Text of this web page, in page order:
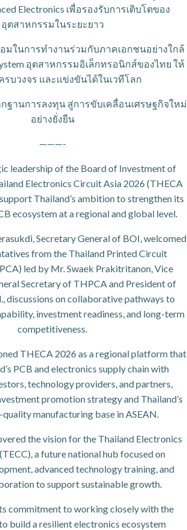
Electronics เพื่อรองรับการเติบโตของ
อุตสาหกรรมในระยะยาว
มในการทำงานร่วมกับภาคเอกชนอย่างใกล้
อุตสาหกรรมอิเล็กทรอนิกส์ของไทย ให้
รบวงจร และแข่งขันได้ในเวทีโลก
กฐานการลงทุน สู่การขับเคลื่อนเศรษฐกิจใหม่
อย่างยั่งยืน
———-
leadership of the Board of Investment of
Electronics Circuit Asia 2026 (THECA
Thailand’s ambition to strengthen its
ecosystem at a regional and global level.
Secretary General of BOI, welcomed
from the Thailand Printed Circuit
led by Mr. Swaek Prakitritanon, Vice
Secretary of THPCA and President of
discussions on collaborative pathways to
investment readiness, and long-term
competitiveness.
THECA 2026 as a regional platform that
PCB and electronics supply chain with
technology providers, and partners,
promotion strategy and Thailand’s
quality manufacturing base in ASEAN.
the vision for the Thailand Electronics
a future national hub focused on
advanced technology training, and
to support sustainable growth.
commitment to working closely with the
build a resilient electronics ecosystem